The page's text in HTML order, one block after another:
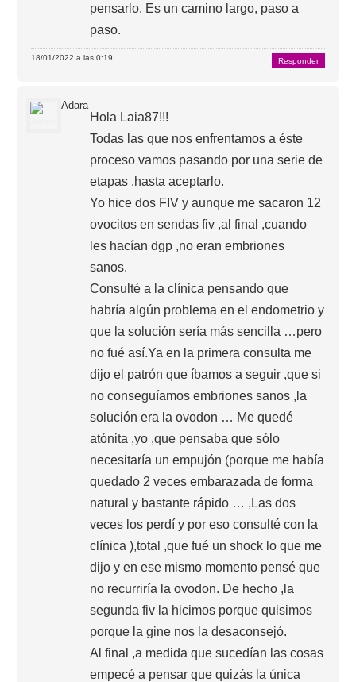
pensarlo. Es un camino largo, paso a
paso.
18/01/2022 a las 0:19 Responder
Adara
Hola Laia87!!!
Todas las que nos enfrentamos a éste
proceso vamos pasando por una serie de
etapas ,hasta aceptarlo.
Yo hice dos FIV y aunque me sacaron 12
ovocitos en sendas fiv ,al final ,cuando
les hacían dgp ,no eran embriones
sanos.
Consulté a la clínica pensando que
habría algún problema en el endometrio y
que la solución sería más sencilla …pero
no fué así.Ya en la primera consulta me
dijo el patrón que íbamos a seguir ,que si
no conseguíamos embriones sanos ,la
solución era la ovodon … Me quedé
atónita ,yo ,que pensaba que sólo
necesitaría un empujón (porque me había
quedado 2 veces embarazada de forma
natural y bastante rápido … ,Las dos
veces los perdí y por eso consulté con la
clínica ),total ,que fué un shock lo que me
dijo y en ese mismo momento pensé que
no recurriría la ovodon. De hecho ,la
segunda fiv la hicimos porque quisimos
porque la gine nos la desaconsejó.
Al final ,a medida que sucedían las cosas
empecé a pensar que quizás la única